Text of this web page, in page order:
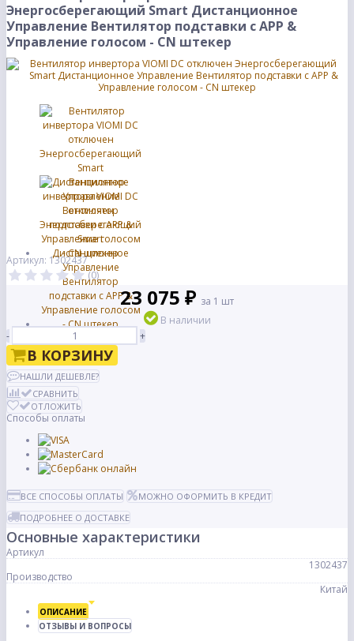
Энергосберегающий Smart Дистанционное
Управление Вентилятор подставки с APP &
Управление голосом - CN штекер
Артикул: 1302437
(0)
23 075 ₽ за 1 шт
В наличии
-
+
В КОРЗИНУ
НАШЛИ ДЕШЕВЛЕ?
СРАВНИТЬ
ОТЛОЖИТЬ
Способы оплаты
ВСЕ СПОСОБЫ ОПЛАТЫ
МОЖНО ОФОРМИТЬ В КРЕДИТ
ПОДРОБНЕЕ О ДОСТАВКЕ
Основные характеристики
Артикул
1302437
Производство
Китай
ОПИСАНИЕ
ОТЗЫВЫ И ВОПРОСЫ